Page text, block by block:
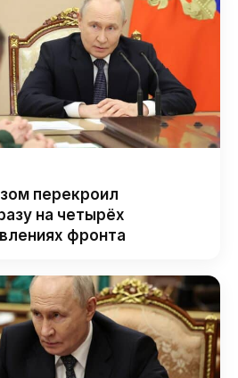
перекроил
на четырёх
фронта